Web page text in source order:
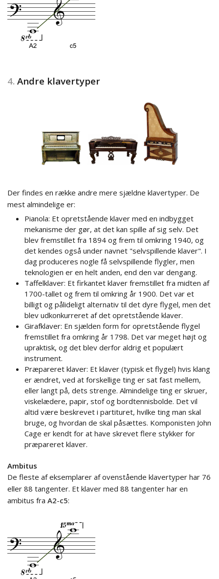
4. Andre klavertyper
Der findes en række andre mere sjældne klavertyper. De
mest almindelige er:
Pianola: Et opretstående klaver med en indbygget
mekanisme der gør, at det kan spille af sig selv. Det
blev fremstillet fra 1894 og frem til omkring 1940, og
det kendes også under navnet "selvspillende klaver". I
dag produceres nogle få selvspillende flygler, men
teknologien er en helt anden, end den var dengang.
Taffelklaver: Et firkantet klaver fremstillet fra midten af
1700-tallet og frem til omkring år 1900. Det var et
billigt og pålideligt alternativ til det dyre flygel, men det
blev udkonkurreret af det opretstående klaver.
Girafklaver: En sjælden form for opretstående flygel
fremstillet fra omkring år 1798. Det var meget højt og
upraktisk, og det blev derfor aldrig et populært
instrument.
Præpareret klaver: Et klaver (typisk et flygel) hvis klang
er ændret, ved at forskellige ting er sat fast mellem,
eller langt på, dets strenge. Almindelige ting er skruer,
viskelædere, papir, stof og bordtennisbolde. Det vil
altid være beskrevet i partituret, hvilke ting man skal
bruge, og hvordan de skal påsættes. Komponisten John
Cage er kendt for at have skrevet flere stykker for
præpareret klaver.
Ambitus
De fleste af eksemplarer af ovenstående klavertyper har 76
eller 88 tangenter. Et klaver med 88 tangenter har en
ambitus fra A2-c5: